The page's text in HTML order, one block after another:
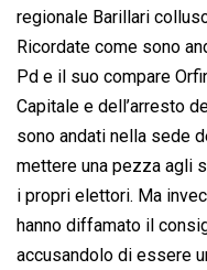
regionale Barillari
Ricordate come sono
Pd e il suo compare
Capitale e dell’arresto
sono andati nella sede
mettere una pezza agli
i propri elettori. Ma
hanno diffamato il
accusandolo di essere